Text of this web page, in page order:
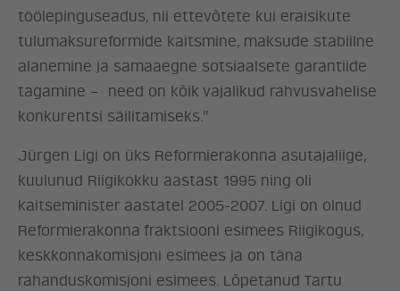
ERAKOND
töölepinguseadus, nii ettevõtete kui eraisikute
tulumaksureformide kaitsmine, maksude stabiilne
alanemine ja samaaegne sotsiaalsete garantiide
tagamine – need on kõik vajalikud rahvusvahelise
konkurentsi säilitamiseks.”
Jürgen Ligi on üks Reformierakonna asutajaliige,
kuulunud Riigikokku aastast 1995 ning oli
kaitseminister aastatel 2005-2007. Ligi on olnud
Reformierakonna fraktsiooni esimees Riigikogus,
keskkonnakomisjoni esimees ja on täna
rahanduskomisjoni esimees. Lõpetanud Tartu